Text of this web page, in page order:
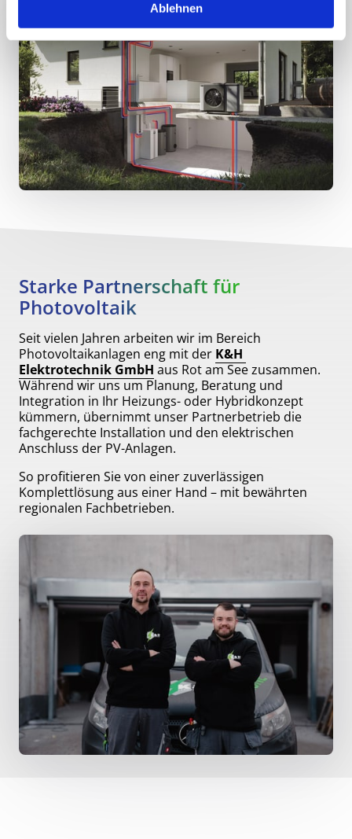
Ablehnen
Starke Partnerschaft für
Photovoltaik
Seit vielen Jahren arbeiten wir im Bereich
Photovoltaikanlagen eng mit der
Elektrotechnik GmbH aus Rot am See zusammen.
Während wir uns um Planung, Beratung und
Integration in Ihr Heizungs- oder Hybridkonzept
kümmern, übernimmt unser Partnerbetrieb die
fachgerechte Installation und den elektrischen
Anschluss der PV-Anlagen.
So profitieren Sie von einer zuverlässigen
Komplettlösung aus einer Hand – mit bewährten
regionalen Fachbetrieben.